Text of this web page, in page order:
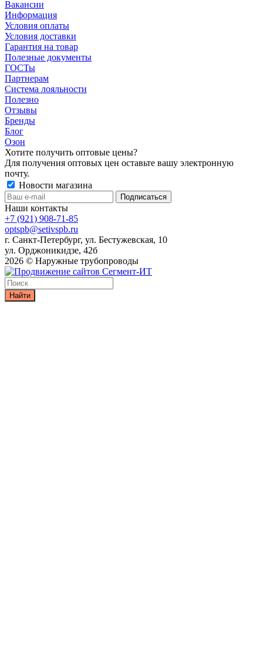
Вакансии
Информация
Условия оплаты
Условия доставки
Гарантия на товар
Полезные документы
ГОСТы
Партнерам
Система лояльности
Полезно
Отзывы
Бренды
Блог
Озон
Хотите получить оптовые цены?
Для получения оптовых цен оставьте вашу электронную
почту.
Новости магазина
Наши контакты
+7 (921) 908-71-85
optspb@setivspb.ru
г. Санкт-Петербург, ул. Бестужевская, 10
ул. Орджоникидзе, 42б
2026 © Наружные трубопроводы
Найти